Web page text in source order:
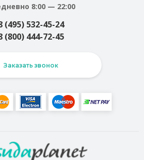
8:00 — 22:00
(495) 532-45-24
(800) 444-72-45
Заказать звонок